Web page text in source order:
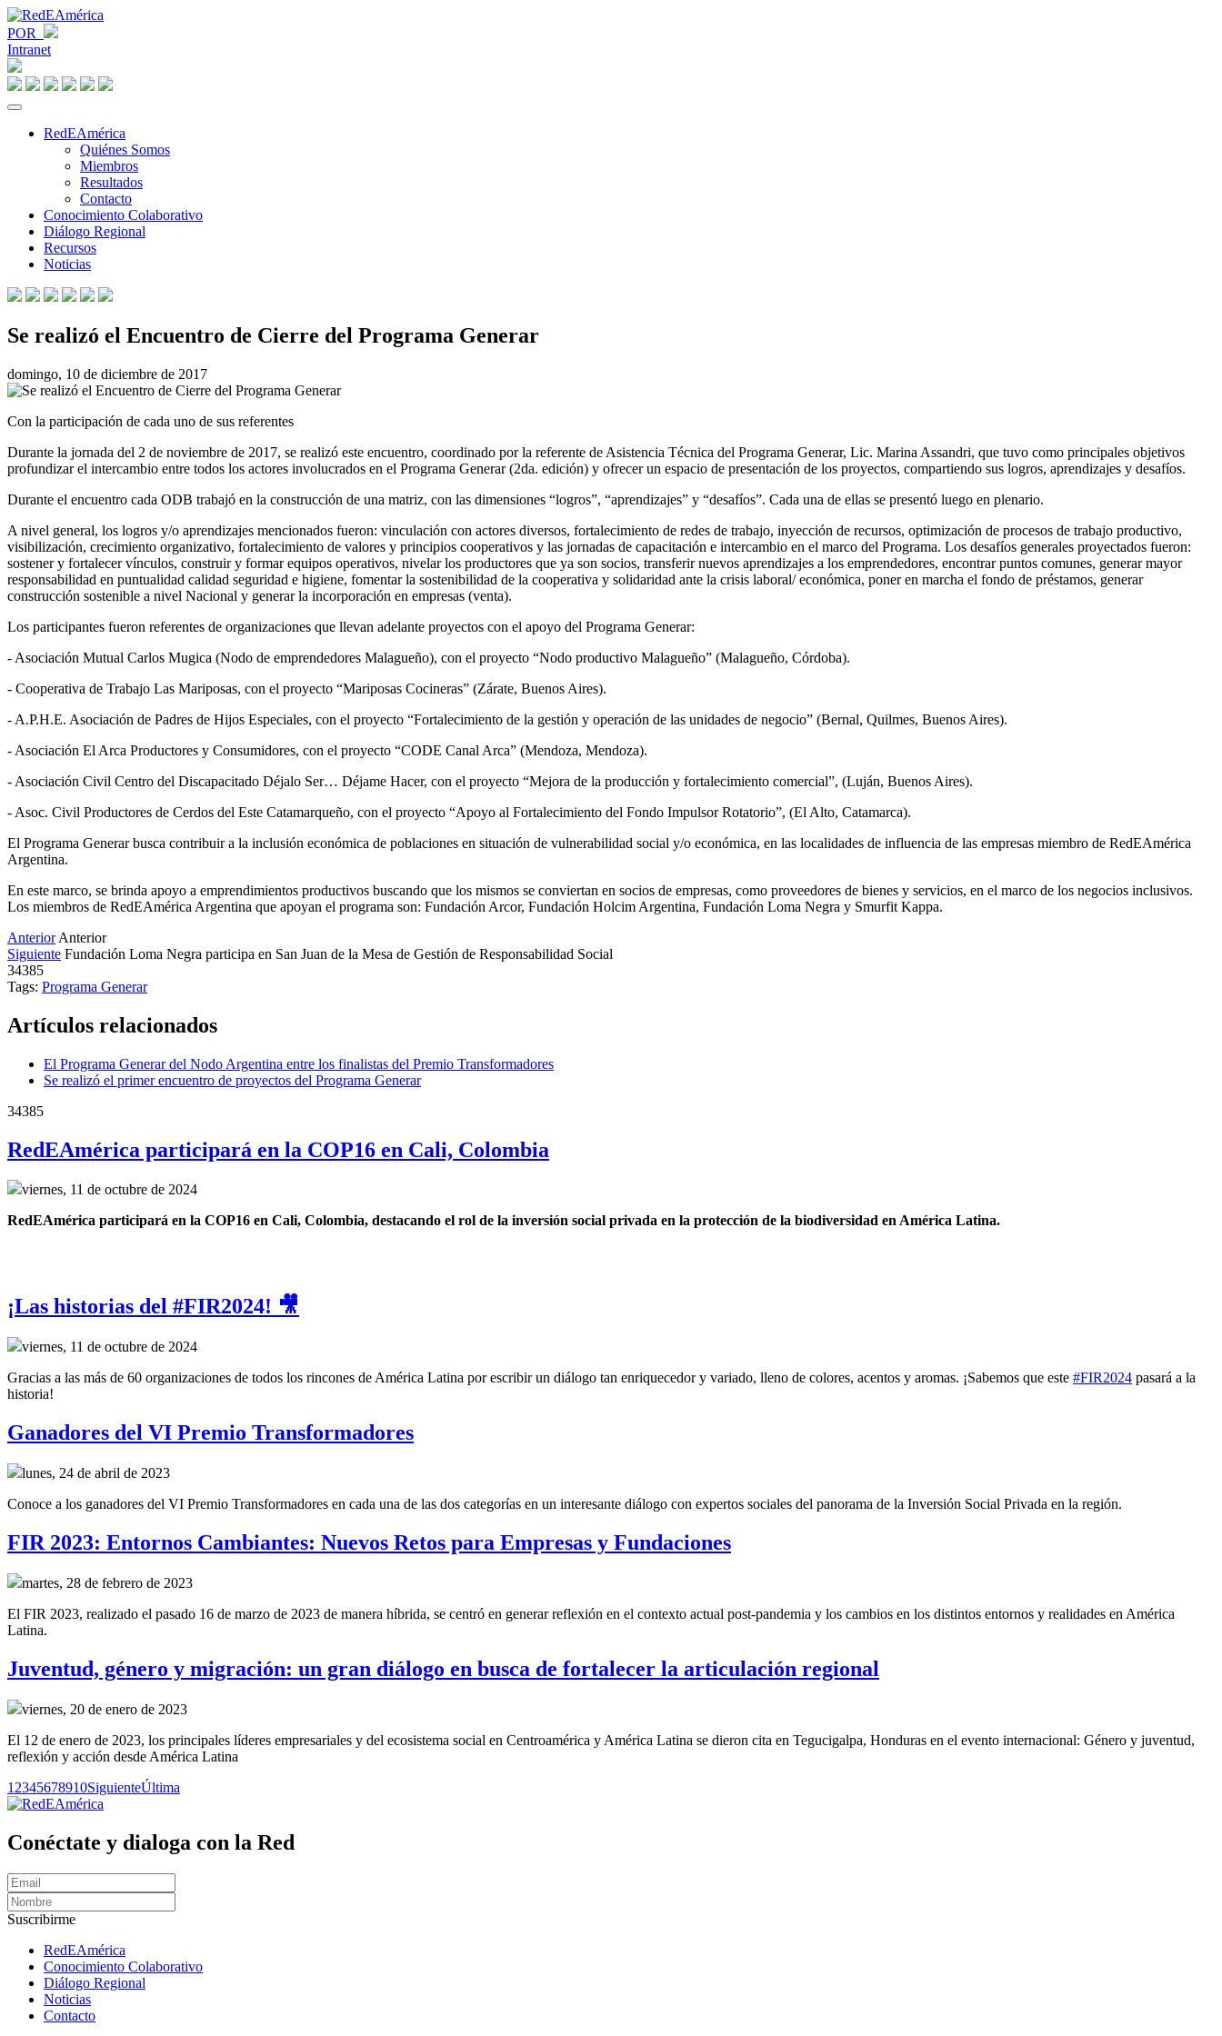
POR
Intranet
RedEAmérica
Quiénes Somos
Miembros
Resultados
Contacto
Conocimiento Colaborativo
Diálogo Regional
Recursos
Noticias
Se realizó el Encuentro de Cierre del Programa Generar
domingo, 10 de diciembre de 2017
Con la participación de cada uno de sus referentes
Durante la jornada del 2 de noviembre de 2017, se realizó este encuentro, coordinado por la referente de Asistencia Técnica del Programa Generar, Lic. Marina Assandri, que tuvo como principales objetivos
profundizar el intercambio entre todos los actores involucrados en el Programa Generar (2da. edición) y ofrecer un espacio de presentación de los proyectos, compartiendo sus logros, aprendizajes y desafíos.
Durante el encuentro cada ODB trabajó en la construcción de una matriz, con las dimensiones “logros”, “aprendizajes” y “desafíos”. Cada una de ellas se presentó luego en plenario.
A nivel general, los logros y/o aprendizajes mencionados fueron: vinculación con actores diversos, fortalecimiento de redes de trabajo, inyección de recursos, optimización de procesos de trabajo productivo,
visibilización, crecimiento organizativo, fortalecimiento de valores y principios cooperativos y las jornadas de capacitación e intercambio en el marco del Programa. Los desafíos generales proyectados fueron:
sostener y fortalecer vínculos, construir y formar equipos operativos, nivelar los productores que ya son socios, transferir nuevos aprendizajes a los emprendedores, encontrar puntos comunes, generar mayor
responsabilidad en puntualidad calidad seguridad e higiene, fomentar la sostenibilidad de la cooperativa y solidaridad ante la crisis laboral/ económica, poner en marcha el fondo de préstamos, generar
construcción sostenible a nivel Nacional y generar la incorporación en empresas (venta).
Los participantes fueron referentes de organizaciones que llevan adelante proyectos con el apoyo del Programa Generar:
- Asociación Mutual Carlos Mugica (Nodo de emprendedores Malagueño), con el proyecto “Nodo productivo Malagueño” (Malagueño, Córdoba).
- Cooperativa de Trabajo Las Mariposas, con el proyecto “Mariposas Cocineras” (Zárate, Buenos Aires).
- A.P.H.E. Asociación de Padres de Hijos Especiales, con el proyecto “Fortalecimiento de la gestión y operación de las unidades de negocio” (Bernal, Quilmes, Buenos Aires).
- Asociación El Arca Productores y Consumidores, con el proyecto “CODE Canal Arca” (Mendoza, Mendoza).
- Asociación Civil Centro del Discapacitado Déjalo Ser… Déjame Hacer, con el proyecto “Mejora de la producción y fortalecimiento comercial”, (Luján, Buenos Aires).
- Asoc. Civil Productores de Cerdos del Este Catamarqueño, con el proyecto “Apoyo al Fortalecimiento del Fondo Impulsor Rotatorio”, (El Alto, Catamarca).
El Programa Generar busca contribuir a la inclusión económica de poblaciones en situación de vulnerabilidad social y/o económica, en las localidades de influencia de las empresas miembro de RedEAmérica
Argentina.
En este marco, se brinda apoyo a emprendimientos productivos buscando que los mismos se conviertan en socios de empresas, como proveedores de bienes y servicios, en el marco de los negocios inclusivos.
Los miembros de RedEAmérica Argentina que apoyan el programa son: Fundación Arcor, Fundación Holcim Argentina, Fundación Loma Negra y Smurfit Kappa.
Anterior Anterior
Siguiente Fundación Loma Negra participa en San Juan de la Mesa de Gestión de Responsabilidad Social
34385
Tags: Programa Generar
Artículos relacionados
El Programa Generar del Nodo Argentina entre los finalistas del Premio Transformadores
Se realizó el primer encuentro de proyectos del Programa Generar
34385
RedEAmérica participará en la COP16 en Cali, Colombia
viernes, 11 de octubre de 2024
RedEAmérica participará en la COP16 en Cali, Colombia, destacando el rol de la inversión social privada en la protección de la biodiversidad en América Latina.
¡Las historias del #FIR2024! 🎥
viernes, 11 de octubre de 2024
Gracias a las más de 60 organizaciones de todos los rincones de América Latina por escribir un diálogo tan enriquecedor y variado, lleno de colores, acentos y aromas. ¡Sabemos que este #FIR2024 pasará a la
historia!
Ganadores del VI Premio Transformadores
lunes, 24 de abril de 2023
Conoce a los ganadores del VI Premio Transformadores en cada una de las dos categorías en un interesante diálogo con expertos sociales del panorama de la Inversión Social Privada en la región.
FIR 2023: Entornos Cambiantes: Nuevos Retos para Empresas y Fundaciones
martes, 28 de febrero de 2023
El FIR 2023, realizado el pasado 16 de marzo de 2023 de manera híbrida, se centró en generar reflexión en el contexto actual post-pandemia y los cambios en los distintos entornos y realidades en América
Latina.
Juventud, género y migración: un gran diálogo en busca de fortalecer la articulación regional
viernes, 20 de enero de 2023
El 12 de enero de 2023, los principales líderes empresariales y del ecosistema social en Centroamérica y América Latina se dieron cita en Tegucigalpa, Honduras en el evento internacional: Género y juventud,
reflexión y acción desde América Latina
1 2345678910SiguienteÚltima
Conéctate y dialoga con la Red
Suscribirme
RedEAmérica
Conocimiento Colaborativo
Diálogo Regional
Noticias
Contacto